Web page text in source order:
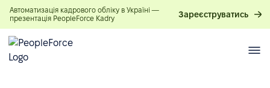
Автоматизація кадрового обліку в Україні —
презентація PeopleForce Kadry
Зареєструватись